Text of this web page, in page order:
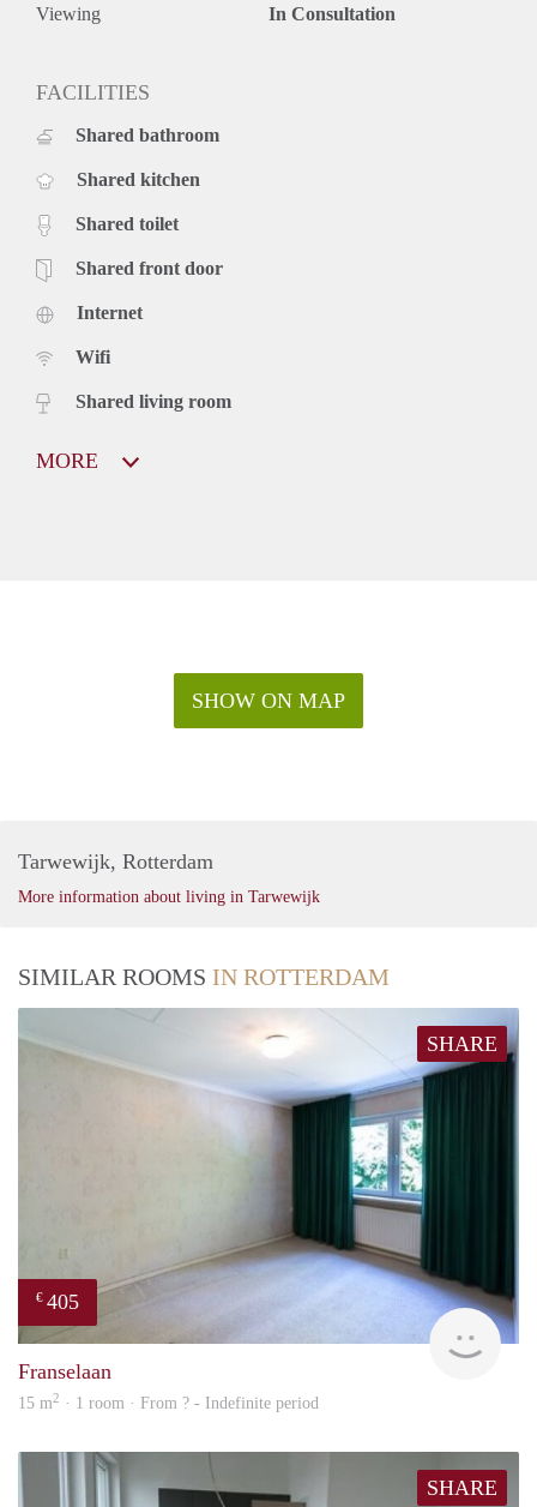
Jasmijn
Viewing In Consultation
FACILITIES
Shared bathroom
Shared kitchen
Shared toilet
Shared front door
Internet
Wifi
Shared living room
MORE
SHOW ON MAP
Tarwewijk, Rotterdam
More information about living in Tarwewijk
SIMILAR ROOMS IN ROTTERDAM
SHARE
€ 405
Franselaan
15 m2 · 1 room · From ? - Indefinite period
SHARE